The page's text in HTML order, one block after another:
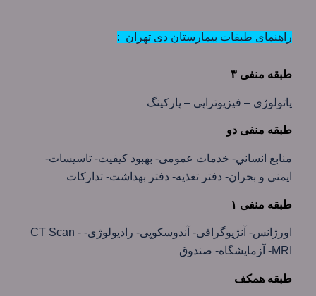
راهنمای طبقات بیمارستان دی تهران :
طبقه منفی ۳
پاتولوژی – فيزيوتراپی – پاركينگ
طبقه منفی دو
منابع انساني- خدمات عمومی- بهبود كيفيت- تاسيسات-
ايمنی و بحران- دفتر تغذيه- دفتر بهداشت- تداركات
طبقه منفی ۱
اورژانس- آنژيوگرافی- آندوسكوپی- راديولوژی- CT Scan -
MRI- آزمايشگاه- صندوق
طبقه همكف